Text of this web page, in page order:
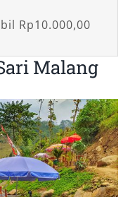
Rp10.000,00
Malang